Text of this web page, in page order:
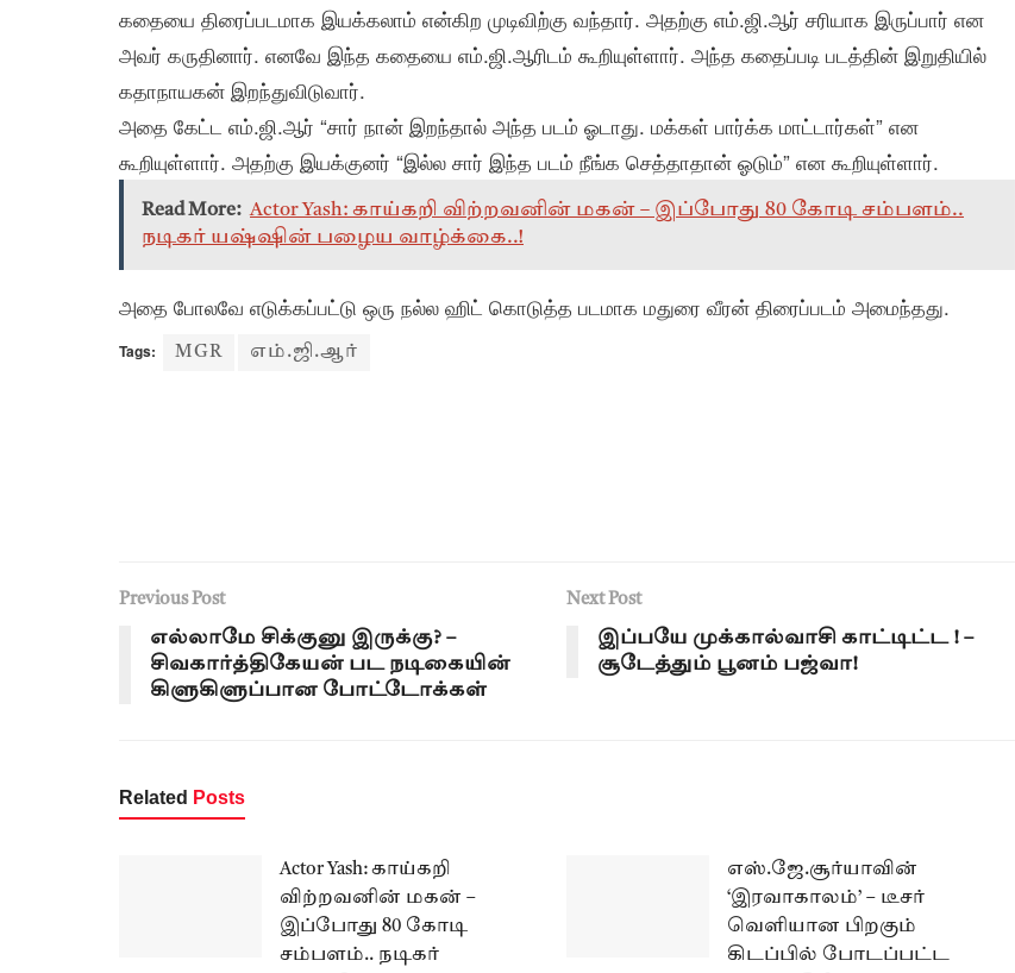
கதையை திரைப்படமாக இயக்கலாம் என்கிற முடிவிற்கு வந்தார். அதற்கு எம்.ஜி.ஆர் சரியாக இருப்பார் என
அவர் கருதினார். எனவே இந்த கதையை எம்.ஜி.ஆரிடம் கூறியுள்ளார். அந்த கதைப்படி படத்தின் இறுதியில்
கதாநாயகன் இறந்துவிடுவார்.
அதை கேட்ட எம்.ஜி.ஆர் “சார் நான் இறந்தால் அந்த படம் ஓடாது. மக்கள் பார்க்க மாட்டார்கள்” என
கூறியுள்ளார். அதற்கு இயக்குனர் “இல்ல சார் இந்த படம் நீங்க செத்தாதான் ஓடும்” என கூறியுள்ளார்.
Read More: Actor Yash: காய்கறி விற்றவனின் மகன் – இப்போது 80 கோடி சம்பளம்..
நடிகர் யஷ்ஷின் பழைய வாழ்க்கை..!
அதை போலவே எடுக்கப்பட்டு ஒரு நல்ல ஹிட் கொடுத்த படமாக மதுரை வீரன் திரைப்படம் அமைந்தது.
Tags: MGR எம்.ஜி.ஆர்
Previous Post
எல்லாமே சிக்குனு இருக்கு? –
சிவகார்த்திகேயன் பட நடிகையின்
கிளுகிளுப்பான போட்டோக்கள்
Next Post
இப்பயே முக்கால்வாசி காட்டிட்ட ! –
சூடேத்தும் பூனம் பஜ்வா!
Related Posts
Actor Yash: காய்கறி
விற்றவனின் மகன் –
இப்போது 80 கோடி
சம்பளம்.. நடிகர்
எஸ்.ஜே.சூர்யாவின்
‘இரவாகாலம்’ – டீசர்
வெளியான பிறகும்
கிடப்பில் போடப்பட்ட